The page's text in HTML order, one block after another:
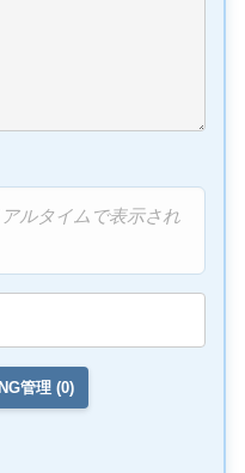
ルタイムで表示され
管理 (0)